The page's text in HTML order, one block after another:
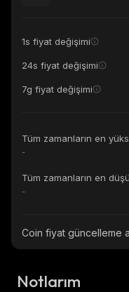
1s fiyat değişimi
24s fiyat değişimi
7g fiyat değişimi
Tüm zamanların en
-
Tüm zamanların en
-
Coin fiyat güncelleme
Notlarım